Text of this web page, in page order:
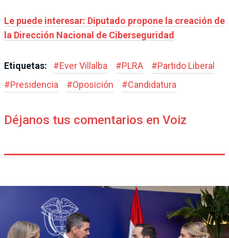
Le puede interesar: Diputado propone la creación de
la Dirección Nacional de Ciberseguridad
Etiquetas: #Ever Villalba #PLRA #Partido Liberal
#Presidencia #Oposición #Candidatura
Déjanos tus comentarios en Voiz